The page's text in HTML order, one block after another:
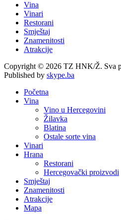
Vina
Vinari
Restorani
Smještaj
Znamenitosti
Atrakcije
Copyright © 2026 TZ HNK/Ž. Sva
Published by skype.ba
Početna
Vina
Vino u Hercegovini
Žilavka
Blatina
Ostale sorte vina
Vinari
Hrana
Restorani
Hercegovački proizvodi
Smještaj
Znamenitosti
Atrakcije
Mapa